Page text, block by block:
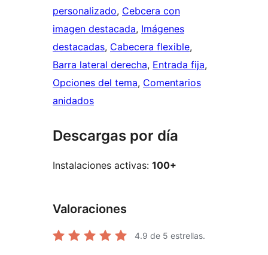
personalizado, Cebcera con
imagen destacada, Imágenes
destacadas, Cabecera flexible
Barra lateral derecha, Entrada fija
Opciones del tema, Comentarios
anidados
Descargas por día
Instalaciones activas: 100+
Valoraciones
4.9 de 5 estrellas.